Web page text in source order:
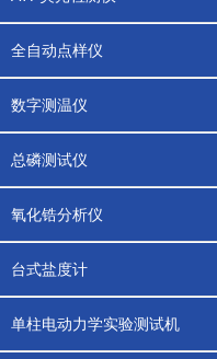
全自动点样仪
数字测温仪
总磷测试仪
氧化锆分析仪
台式盐度计
单柱电动力学实验测试机